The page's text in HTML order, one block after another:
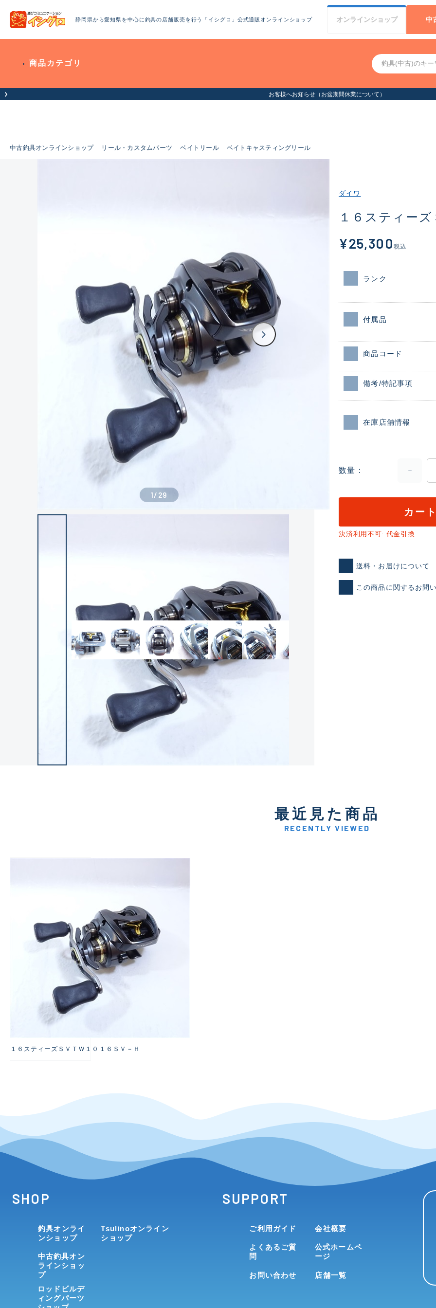
静岡県から愛知県を中心に釣具の店舗販売を行う「イシグロ」公式通販オンラインショップ オンラインショップ 中
商品カテゴリ
中古釣具オンラインショップ リール・カスタムパーツ ベイトリール ベイトキャスティングリール
良
新古品（メーカー問屋から
品）
C-
い品
1/ 29
ダイワ
１６スティー
¥25,300 税込
ランク
付属品
商品コード
備考/特記事項
在庫店舗情報
数量
カー
決済利用不可: 代金引換
送料・お届けについて
この商品に関するお問
最近見た商品
RECENTLY VIEWED
１６スティーズＳＶＴＷ１０１６ＳＶ－Ｈ
SHOP
釣具オンライ
ンショップ
中古釣具オン
ラインショッ
プ
ロッドビルデ
ィングパーツ
Tsulinoオンライン
ショップ
SUPPORT
ご利用ガイド
よくあるご質
問
お問い合わせ
会社概要
公式ホームペ
ージ
店舗一覧